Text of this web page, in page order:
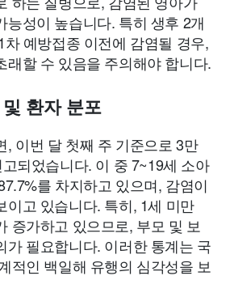
능성이 높습니다. 특히 생후 2개
예방접종 이전에 감염될 경우,
래할 수 있음을 주의해야 합니다.
환자 분포
, 이번 달 첫째 주 기준으로 3만
되었습니다. 이 중 7~19세 소아
를 차지하고 있으며, 감염이
이고 있습니다. 특히, 1세 미만
증가하고 있으므로, 부모 및 보
가 필요합니다. 이러한 통계는 국
적인 백일해 유행의 심각성을 보